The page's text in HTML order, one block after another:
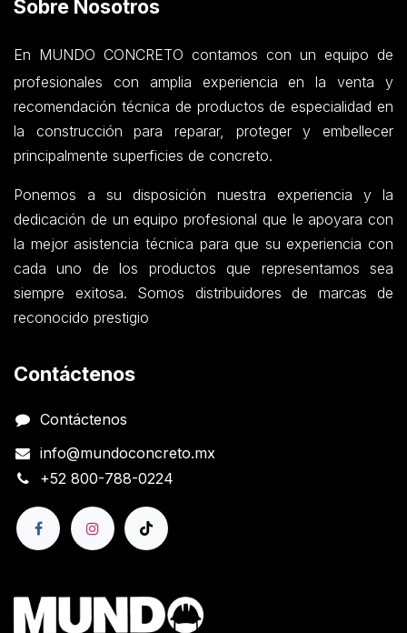
Sobre Nosotros
En MUNDO CONCRETO contamos con un equipo de
profesionales con amplia experiencia en la venta y
recomendación técnica de productos de especialidad en
la construcción para reparar, proteger y embellecer
principalmente superficies de concreto.
Ponemos a su disposición nuestra experiencia y la
dedicación de un equipo profesional que le apoyara con
la mejor asistencia técnica para que su experiencia con
cada uno de los productos que representamos sea
siempre exitosa. Somos distribuidores de marcas de
reconocido prestigio
Contáctenos
Contáctenos
info@mundoconcreto.mx
+52 800-788-0224